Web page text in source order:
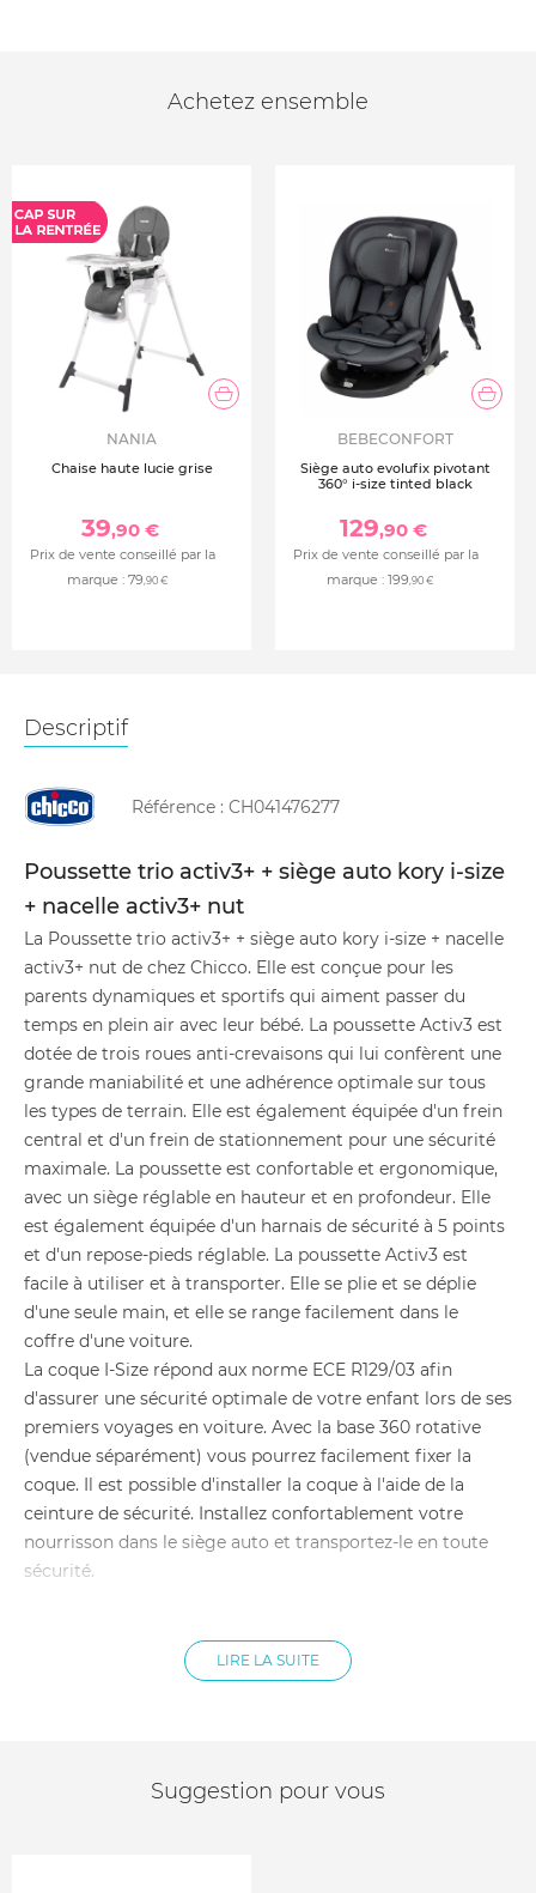
Achetez ensemble
NANIA
Chaise haute lucie grise
39,90 €
Prix de vente conseillé par la
marque : 79,90 €
BEBECONFORT
Siège auto evolufix pivotant
360° i-size tinted black
129,90 €
Prix de vente conseillé par la
marque : 199,90 €
Descriptif
Référence : CH041476277
Poussette trio activ3+ + siège auto kory i-size
+ nacelle activ3+ nut
La Poussette trio activ3+ + siège auto kory i-size + nacelle
activ3+ nut de chez Chicco. Elle est conçue pour les
parents dynamiques et sportifs qui aiment passer du
temps en plein air avec leur bébé. La poussette Activ3 est
dotée de trois roues anti-crevaisons qui lui confèrent une
grande maniabilité et une adhérence optimale sur tous
les types de terrain. Elle est également équipée d'un frein
central et d'un frein de stationnement pour une sécurité
maximale. La poussette est confortable et ergonomique,
avec un siège réglable en hauteur et en profondeur. Elle
est également équipée d'un harnais de sécurité à 5 points
et d'un repose-pieds réglable. La poussette Activ3 est
facile à utiliser et à transporter. Elle se plie et se déplie
d'une seule main, et elle se range facilement dans le
coffre d'une voiture.
La coque I-Size répond aux norme ECE R129/03 afin
d'assurer une sécurité optimale de votre enfant lors de ses
premiers voyages en voiture. Avec la base 360 rotative
(vendue séparément) vous pourrez facilement fixer la
coque. Il est possible d'installer la coque à l'aide de la
ceinture de sécurité. Installez confortablement votre
nourrisson dans le siège auto et transportez-le en toute
sécurité.
bébé un environnement calme et reposant. Elle est
également équipée d'un harnais de sécurité à 3 points. La
XXL qui protège bébé du soleil et du vent. La nacelle
LIRE LA SUITE
Suggestion pour vous